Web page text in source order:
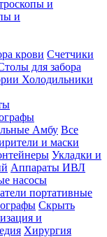
и
и
крови Счетчики
для забора
Холодильники
Амбу Все
и маски
Укладки и
Аппараты ИВЛ
насосы
портативные
Скрыть
и
Хирургия